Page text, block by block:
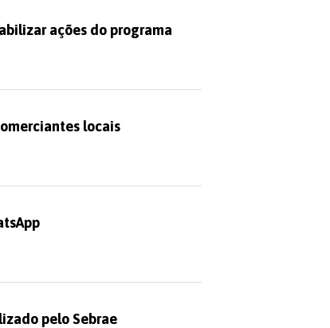
ações do programa
locais
pelo Sebrae